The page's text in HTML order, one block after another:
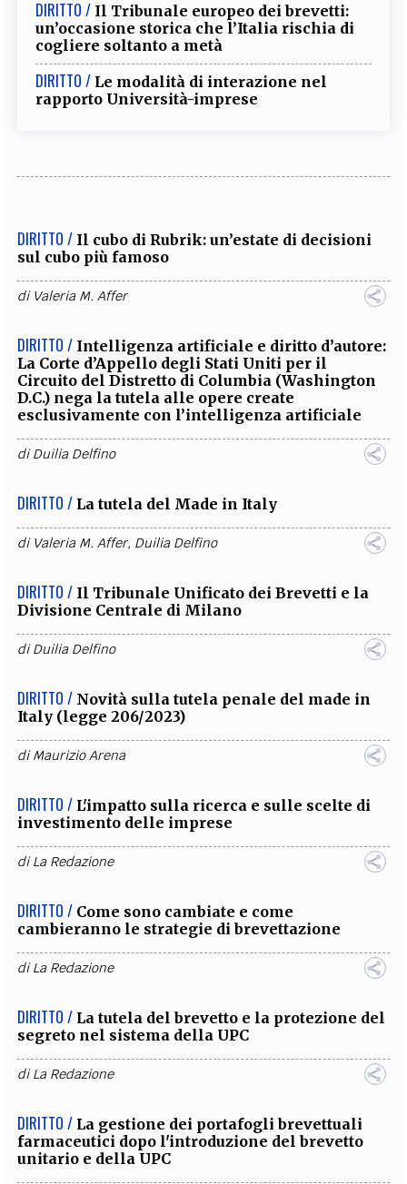
DIRITTO / Il Tribunale europeo dei brevetti:
un’occasione storica che l’Italia rischia di
cogliere soltanto a metà
DIRITTO / Le modalità di interazione nel
rapporto Università-imprese
DIRITTO / Il cubo di Rubrik: un’estate di decisioni
sul cubo più famoso
di Valeria M. Affer
DIRITTO / Intelligenza artificiale e diritto d’autore:
La Corte d’Appello degli Stati Uniti per il
Circuito del Distretto di Columbia (Washington
D.C.) nega la tutela alle opere create
esclusivamente con l’intelligenza artificiale
diDuilia Delfino
DIRITTO / La tutela del Made in Italy
di Valeria M. Affer, Duilia Delfino
DIRITTO / Il Tribunale Unificato dei Brevetti e la
Divisione Centrale di Milano
diDuilia Delfino
DIRITTO / Novità sulla tutela penale del made in
Italy (legge 206/2023)
diMaurizio Arena
DIRITTO / L'impatto sulla ricerca e sulle scelte di
investimento delle imprese
diLa Redazione
DIRITTO / Come sono cambiate e come
cambieranno le strategie di brevettazione
diLa Redazione
DIRITTO / La tutela del brevetto e la protezione del
segreto nel sistema della UPC
diLa Redazione
DIRITTO / La gestione dei portafogli brevettuali
farmaceutici dopo l'introduzione del brevetto
unitario e della UPC